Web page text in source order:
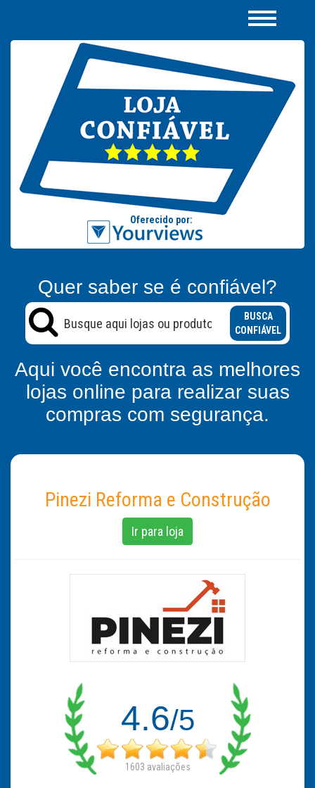
Quer saber se é confiável?
BUSCA
CONFIÁVEL
Aqui você encontra as melhores
lojas online para realizar suas
compras com segurança.
Pinezi Reforma e Construção
Ir para loja
4.6/5
1603 avaliações